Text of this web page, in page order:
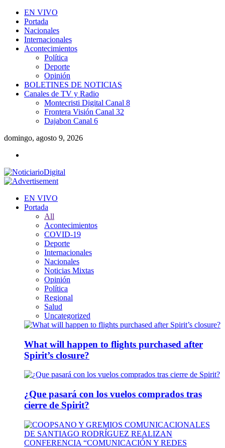
EN VIVO
Portada
Nacionales
Internacionales
Acontecimientos
Política
Deporte
Opinión
BOLETINES DE NOTICIAS
Canales de TV y Radio
Montecristi Digital Canal 8
Frontera Visión Canal 32
Dajabon Canal 6
domingo, agosto 9, 2026
EN VIVO
Portada
All
Acontecimientos
COVID-19
Deporte
Internacionales
Nacionales
Noticias Mixtas
Opinión
Política
Regional
Salud
Uncategorized
What will happen to flights purchased after
Spirit’s closure?
¿Que pasará con los vuelos comprados tras
cierre de Spirit?